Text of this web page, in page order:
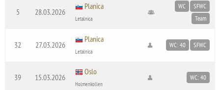
5 28.03.2026
Planica
Letalnica
WC
SFWC
Team
32 27.03.2026
Planica
Letalnica
WC: 40 SFWC
39 15.03.2026
Oslo
Holmenkollen
WC: 40